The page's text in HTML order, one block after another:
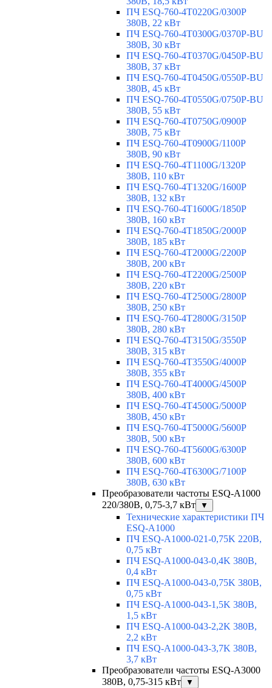
ПЧ ESQ-760-4T0220G/0300P
380В, 22 кВт
ПЧ ESQ-760-4T0300G/0370P-BU
380В, 30 кВт
ПЧ ESQ-760-4T0370G/0450P-BU
380В, 37 кВт
ПЧ ESQ-760-4T0450G/0550P-BU
380В, 45 кВт
ПЧ ESQ-760-4T0550G/0750P-BU
380В, 55 кВт
ПЧ ESQ-760-4T0750G/0900P
380В, 75 кВт
ПЧ ESQ-760-4T0900G/1100P
380В, 90 кВт
ПЧ ESQ-760-4T1100G/1320P
380В, 110 кВт
ПЧ ESQ-760-4T1320G/1600P
380В, 132 кВт
ПЧ ESQ-760-4T1600G/1850P
380В, 160 кВт
ПЧ ESQ-760-4T1850G/2000P
380В, 185 кВт
ПЧ ESQ-760-4T2000G/2200P
380В, 200 кВт
ПЧ ESQ-760-4T2200G/2500P
380В, 220 кВт
ПЧ ESQ-760-4T2500G/2800P
380В, 250 кВт
ПЧ ESQ-760-4T2800G/3150P
380В, 280 кВт
ПЧ ESQ-760-4T3150G/3550P
380В, 315 кВт
ПЧ ESQ-760-4T3550G/4000P
380В, 355 кВт
ПЧ ESQ-760-4T4000G/4500P
380В, 400 кВт
ПЧ ESQ-760-4T4500G/5000P
380В, 450 кВт
ПЧ ESQ-760-4T5000G/5600P
380В, 500 кВт
ПЧ ESQ-760-4T5600G/6300P
380В, 600 кВт
ПЧ ESQ-760-4T6300G/7100P
380В, 630 кВт
Преобразователи частоты ESQ-A1000
220/380В, 0,75-3,7 кВт
▼
Технические характеристики ПЧ
ESQ-A1000
ПЧ ESQ-A1000-021-0,75K 220В,
0,75 кВт
ПЧ ESQ-A1000-043-0,4K 380В,
0,4 кВт
ПЧ ESQ-A1000-043-0,75K 380В,
0,75 кВт
ПЧ ESQ-A1000-043-1,5K 380В,
1,5 кВт
ПЧ ESQ-A1000-043-2,2K 380В,
2,2 кВт
ПЧ ESQ-A1000-043-3,7K 380В,
3,7 кВт
Преобразователи частоты ESQ-A3000
380В, 0,75-315 кВт
▼